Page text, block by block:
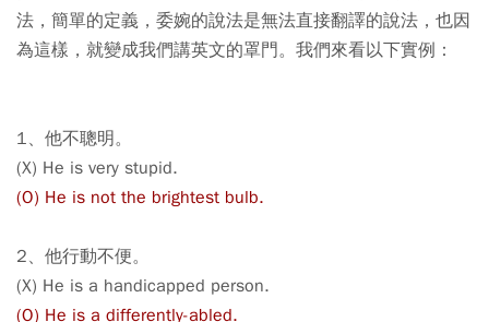
法，簡單的定義，委婉的說法是無法直接翻譯的說法，也因
為這樣，就變成我們講英文的罩門。我們來看以下實例：
1、他不聰明。
(X) He is very stupid.
(O) He is not the brightest bulb.
2、他行動不便。
(X) He is a handicapped person.
(O) He is a differently-abled.